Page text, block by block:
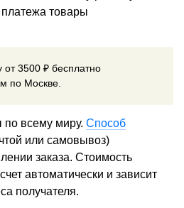
товары
от 3500 ₽ бесплатно
по Москве.
всему миру. Способ
или самовывоз)
заказа. Стоимость
автоматически и зависит
получателя.